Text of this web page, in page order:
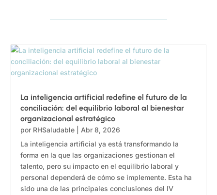
La inteligencia artificial redefine el futuro de la
conciliación: del equilibrio laboral al bienestar
organizacional estratégico
por RHSaludable
Abr 8, 2026
La inteligencia artificial ya está transformando la
forma en la que las organizaciones gestionan el
talento, pero su impacto en el equilibrio laboral y
personal dependerá de cómo se implemente. Esta ha
sido una de las principales conclusiones del IV